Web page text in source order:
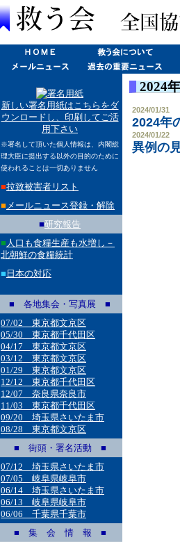
新しい署名用紙はこちらをダ
ウンロードし、印刷してご活
用下さい
※署名して頂いた個人情報は、内閣総
理大臣に提出する以外の目的のために
使われることは一切ありません
■拉致被害者リスト
■ メールニュース登録・解除
■研究報告
■ 人口も食糧生産も水増し－
北朝鮮の食糧統計
■ 日本の対応
■ 各地集会・写真展 ■
07/02 東京都文京区
05/30 東京都千代田区
04/17 東京都文京区
03/12 東京都文京区
01/29 東京都文京区
12/12 東京都千代田区
12/07 奈良県奈良市
11/03 東京都千代田区
09/20 埼玉県さいたま市
08/28 東京都文京区
■ 街頭・署名活動 ■
07/12 埼玉県さいたま市
07/05 岐阜県岐阜市
06/14 埼玉県さいたま市
06/13 岐阜県岐阜市
06/06 千葉県千葉市
■ 集 会 情 報 ■
2024
2024/01/31
2024年
2024/01/22
異例の